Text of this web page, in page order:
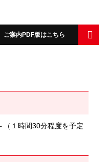
ご案内PDF版はこちら
１時間30分程度を予定